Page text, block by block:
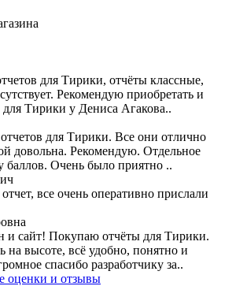
для Тирики, отчёты классные,
Рекомендую приобретать и
для Тирики у Дениса Агакова..
для Тирики. Все они отлично
довольна. Рекомендую. Отдельное
баллов. Очень было приятно ..
все очень оперативно прислали
и сайт! Покупаю отчёты для Тирики.
на высоте, всё удобно, понятно и
спасибо разработчику за..
оценки и отзывы